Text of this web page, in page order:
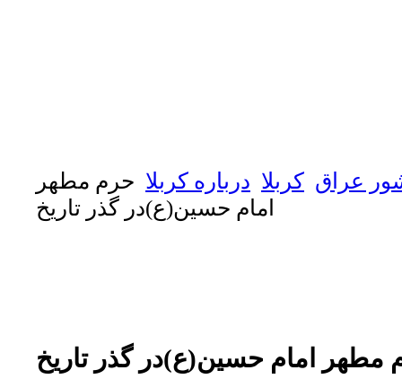
عراق كربلا درباره كربلا حرم مطهر
امام حسين(ع)در گذر تاريخ
مطهر امام حسين(ع)در گذر تاريخ